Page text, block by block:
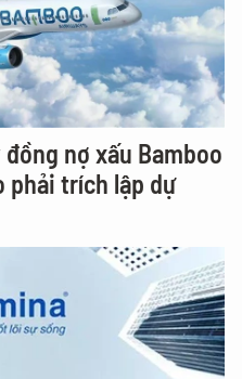
nợ xấu Bamboo
phải trích lập dự